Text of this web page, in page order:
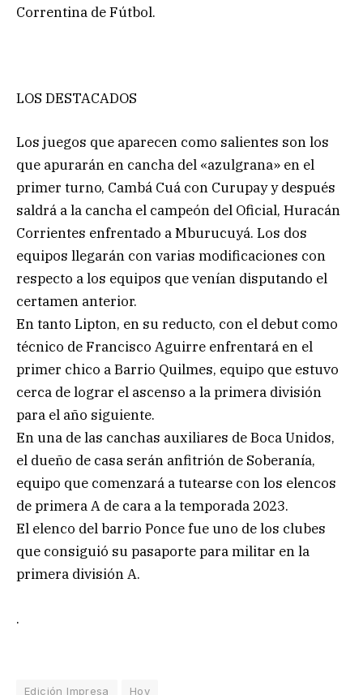
Correntina de Fútbol.
LOS DESTACADOS
Los juegos que aparecen como salientes son los
que apurarán en cancha del «azulgrana» en el
primer turno, Cambá Cuá con Curupay y después
saldrá a la cancha el campeón del Oficial, Huracán
Corrientes enfrentado a Mburucuyá. Los dos
equipos llegarán con varias modificaciones con
respecto a los equipos que venían disputando el
certamen anterior.
En tanto Lipton, en su reducto, con el debut como
técnico de Francisco Aguirre enfrentará en el
primer chico a Barrio Quilmes, equipo que estuvo
cerca de lograr el ascenso a la primera división
para el año siguiente.
En una de las canchas auxiliares de Boca Unidos,
el dueño de casa serán anfitrión de Soberanía,
equipo que comenzará a tutearse con los elencos
de primera A de cara a la temporada 2023.
El elenco del barrio Ponce fue uno de los clubes
que consiguió su pasaporte para militar en la
primera división A.
.
Edición Impresa Hoy